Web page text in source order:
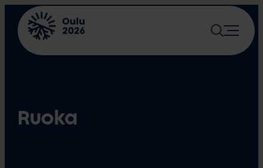
Siirry
sisältöön
Ruoka